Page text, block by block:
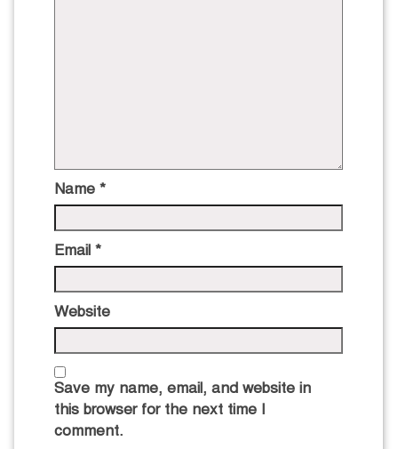
Name *
Email *
Website
Save my name, email, and website in
this browser for the next time I
comment.